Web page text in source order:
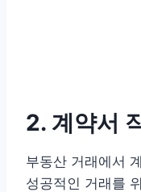
2. 계약서
부동산 거래에서
성공적인 거래를